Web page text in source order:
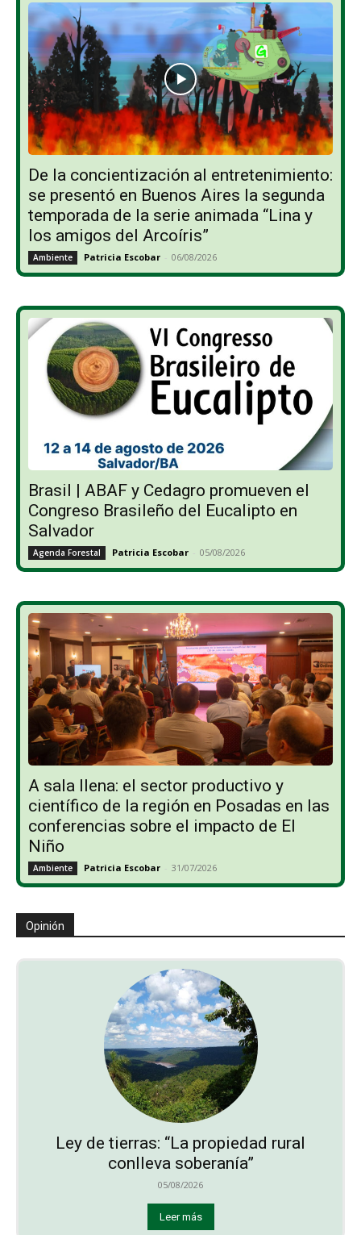
De la concientización al entretenimiento:
se presentó en Buenos Aires la segunda
temporada de la serie animada “Lina y
los amigos del Arcoíris”
Ambiente Patricia Escobar - 06/08/2026
Brasil | ABAF y Cedagro promueven el
Congreso Brasileño del Eucalipto en
Salvador
Agenda Forestal Patricia Escobar - 05/08/2026
A sala llena: el sector productivo y
científico de la región en Posadas en las
conferencias sobre el impacto de El
Niño
Ambiente Patricia Escobar - 31/07/2026
Opinión
Ley de tierras: “La propiedad rural
conlleva soberanía”
05/08/2026
Leer más